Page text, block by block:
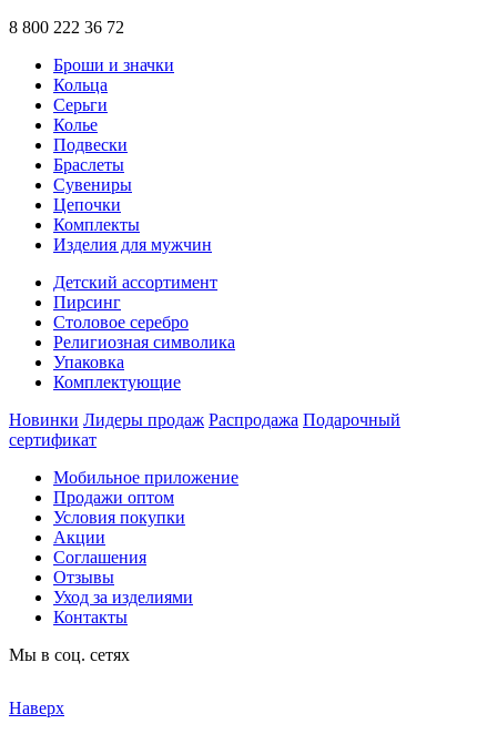
8 800 222 36 72
Броши и значки
Кольца
Серьги
Колье
Подвески
Браслеты
Сувениры
Цепочки
Комплекты
Изделия для мужчин
Детский ассортимент
Пирсинг
Столовое серебро
Религиозная символика
Упаковка
Комплектующие
Новинки Лидеры продаж Распродажа Подарочный
сертификат
Мобильное приложение
Продажи оптом
Условия покупки
Акции
Соглашения
Отзывы
Уход за изделиями
Контакты
Мы в соц. сетях
Наверх